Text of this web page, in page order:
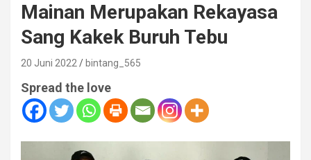
Mainan Merupakan Rekayasa
Sang Kakek Buruh Tebu
20 Juni 2022 bintang_565
Spread the love